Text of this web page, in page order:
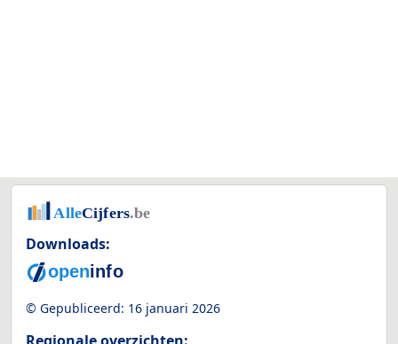
Downloads:
© Gepubliceerd: 16 januari 2026